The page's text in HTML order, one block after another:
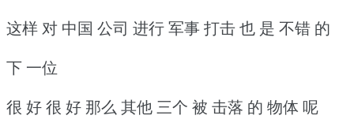
这样 对 中国 公司 进行 军事 打击 也 是 不错 的
下 一位
很 好 很 好 那么 其他 三个 被 击落 的 物体 呢